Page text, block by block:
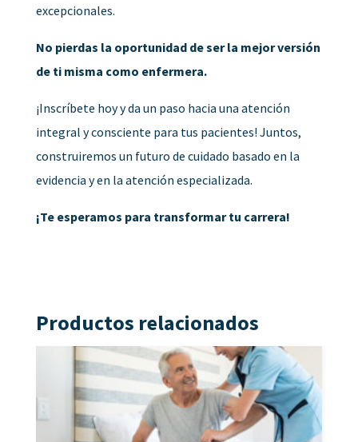
excepcionales.
No pierdas la oportunidad de ser la mejor versión
de ti misma como enfermera.
¡Inscríbete hoy y da un paso hacia una atención
integral y consciente para tus pacientes! Juntos,
construiremos un futuro de cuidado basado en la
evidencia y en la atención especializada.
¡Te esperamos para transformar tu carrera!
Productos relacionados